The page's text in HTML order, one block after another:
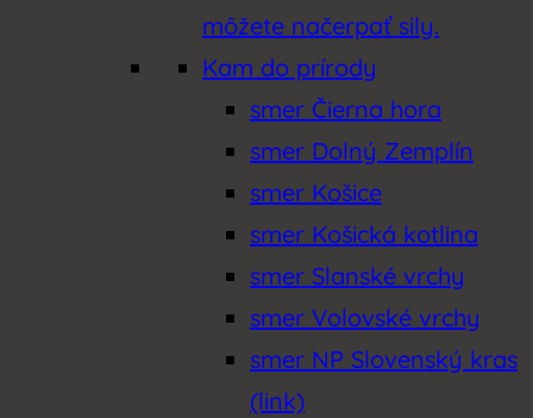
môžete načerpať sily.
Kam do prírody
smer Čierna hora
smer Dolný Zemplín
smer Košice
smer Košická kotlina
smer Slanské vrchy
smer Volovské vrchy
smer NP Slovenský kras
(link)